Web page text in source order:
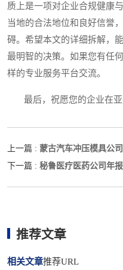
质上是一项对企业合规健康
当地的合法地位和良好信誉
碍。希望本文的详细拆解，
最明智的决策。如果您有任
样的专业服务平台交流。
最后，祝愿您的企业在亚
上一篇 : 蒙古汽车冲压模具公
下一篇 : 秘鲁医疗医药公司年
推荐文章
相关文章推荐URL